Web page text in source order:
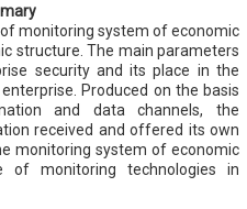
monitoring system of economic
structure. The main parameters
security and its place in the
Produced on the basis
and data channels, the
received and offered its own
monitoring system of economic
of monitoring technologies in